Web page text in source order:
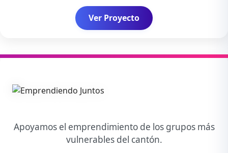
Ver Proyecto
Apoyamos el emprendimiento de los grupos más
vulnerables del cantón.